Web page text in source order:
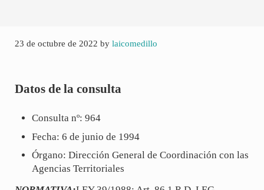
23 de octubre de 2022 by laicomedillo
Datos de la consulta
Consulta nº: 964
Fecha: 6 de junio de 1994
Órgano: Dirección General de Coordinación con las
Agencias Territoriales